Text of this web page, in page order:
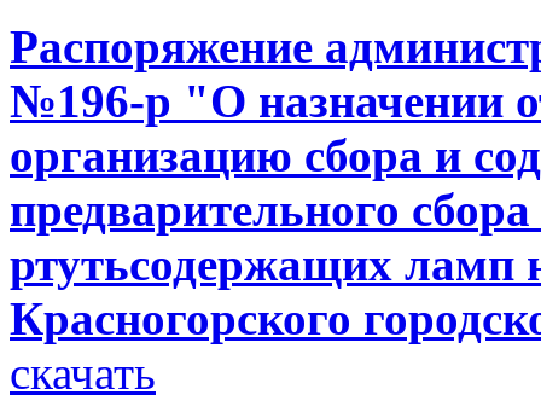
Распоряжение
№196-р "О назначении
организацию сбора и
предварительного
ртутьсодержащих ламп
Красногорского
скачать